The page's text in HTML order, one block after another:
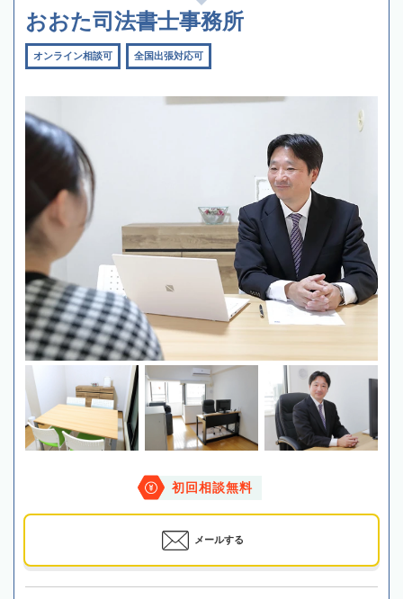
おおた司法書士事務所
オンライン相談可 全国出張対応可
初回相談無料
メールする